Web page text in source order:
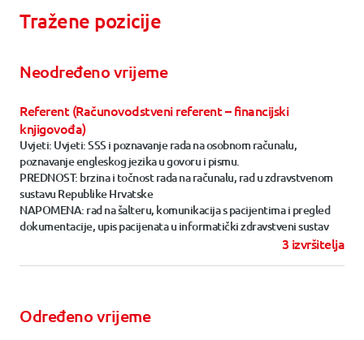
Tražene pozicije
Neodređeno vrijeme
Referent (Računovodstveni referent – financijski
knjigovođa)
Uvjeti: Uvjeti: SSS i poznavanje rada na osobnom računalu,
poznavanje engleskog jezika u govoru i pismu.
PREDNOST: brzina i točnost rada na računalu, rad u zdravstvenom
sustavu Republike Hrvatske
NAPOMENA: rad na šalteru, komunikacija s pacijentima i pregled
dokumentacije, upis pacijenata u informatički zdravstveni sustav
3 izvršitelja
Određeno vrijeme